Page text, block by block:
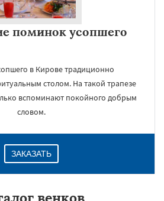
поминок усопшего
в Кирове традиционно
столом. На такой трапезе
вспоминают покойного добрым
словом.
ЗАКАЗАТЬ